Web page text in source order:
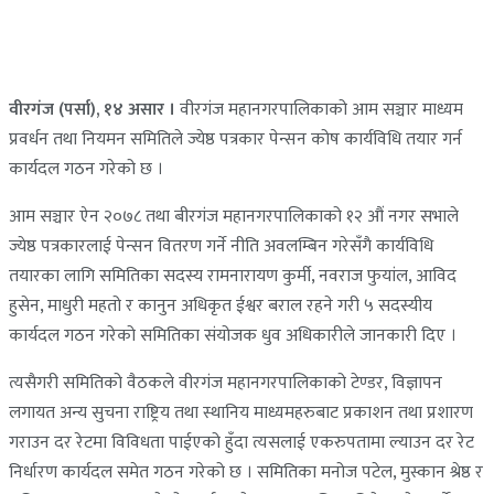
वीरगंज (पर्सा), १४ असार । वीरगंज महानगरपालिकाको आम सञ्चार माध्यम
प्रवर्धन तथा नियमन समितिले ज्येष्ठ पत्रकार पेन्सन कोष कार्यविधि तयार गर्न
कार्यदल गठन गरेको छ ।
आम सञ्चार ऐन २०७८ तथा बीरगंज महानगरपालिकाको १२ औं नगर सभाले
ज्येष्ठ पत्रकारलाई पेन्सन वितरण गर्ने नीति अवलम्बिन गरेसँगै कार्यविधि
तयारका लागि समितिका सदस्य रामनारायण कुर्मी, नवराज फुयांल, आविद
हुसेन, माधुरी महतो र कानुन अधिकृत ईश्वर बराल रहने गरी ५ सदस्यीय
कार्यदल गठन गरेको समितिका संयोजक धुव अधिकारीले जानकारी दिए ।
त्यसैगरी समितिको वैठकले वीरगंज महानगरपालिकाको टेण्डर, विज्ञापन
लगायत अन्य सुचना राष्ट्रिय तथा स्थानिय माध्यमहरुबाट प्रकाशन तथा प्रशारण
गराउन दर रेटमा विविधता पाईएको हुँदा त्यसलाई एकरुपतामा ल्याउन दर रेट
निर्धारण कार्यदल समेत गठन गरेको छ । समितिका मनोज पटेल, मुस्कान श्रेष्ठ र